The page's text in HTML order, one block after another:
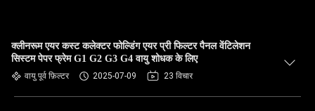
क्लीनरूम एयर कस्ट कलेक्टर फोल्डिंग एयर प्री फिल्टर पैनल वेंटिलेशन
सिस्टम पेपर फ्रेम G1 G2 G3 G4 वायु शोधक के लिए
वायु पूर्व फ़िल्टर 2025-07-09 23 विचार